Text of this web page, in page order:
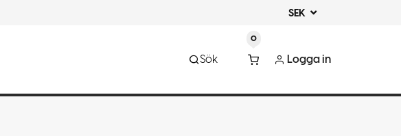
SEK
Sök
0
Logga in